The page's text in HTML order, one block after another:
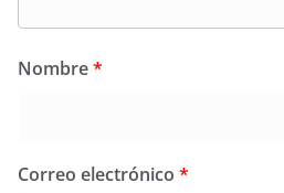
Nombre*
Correo electrónico *